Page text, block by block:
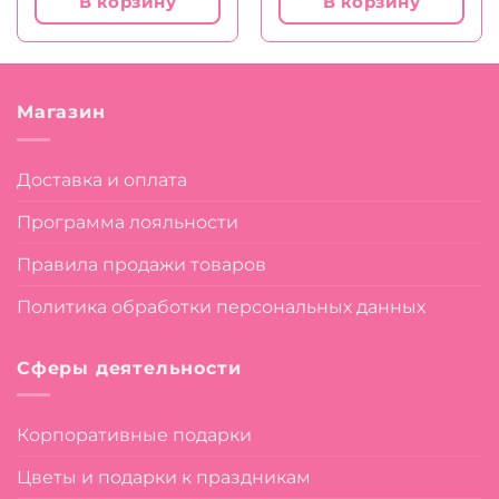
030 ₽.
290 ₽.
400 ₽.
390 ₽.
Магазин
Доставка и оплата
Программа лояльности
Правила продажи товаров
Политика обработки персональных данных
Сферы деятельности
Корпоративные подарки
Цветы и подарки к праздникам